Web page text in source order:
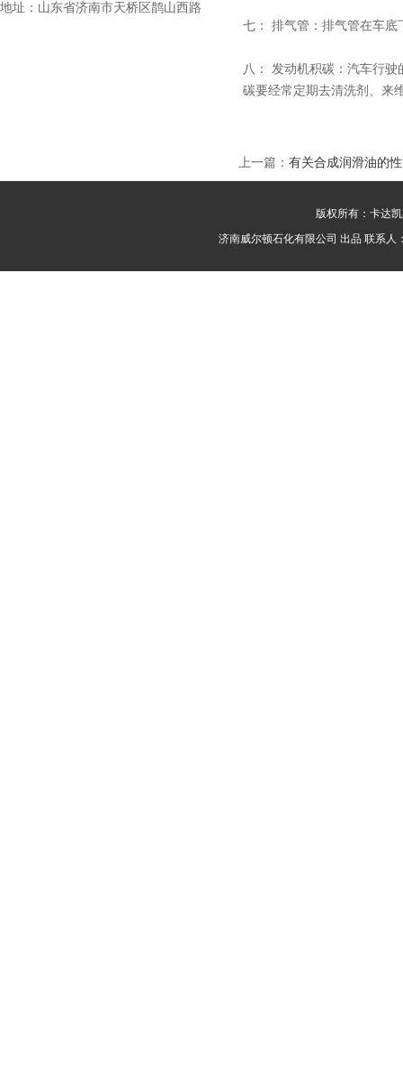
地址：山东省济南市天桥区鹊山西路
七： 排气管：排气管在车
八： 发动机积碳：汽车行
碳要经常定期去清洗剂、来
上一篇： 有关合成润滑油的
版权所有：卡达
济南威尔顿石化有限公司 出品 联系人